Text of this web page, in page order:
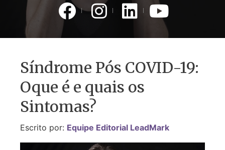
Síndrome Pós COVID-19:
Oque é e quais os
Sintomas?
Escrito por: Equipe Editorial LeadMark